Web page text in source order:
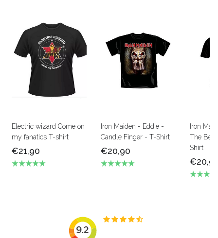
Electric wizard Come on
my fanatics T-shirt
€21,90
Iron Maiden - Eddie -
Candle Finger - T-Shirt
€20,90
Iron
The
Shirt